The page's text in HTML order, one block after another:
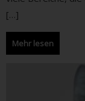
[…]
Mehr lesen